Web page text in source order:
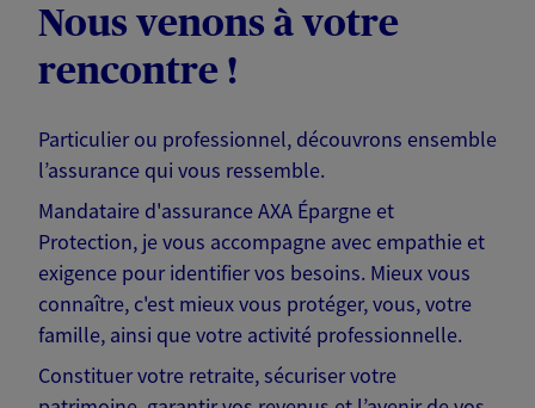
Nous venons à votre
rencontre !
Particulier ou professionnel, découvrons ensemble
l’assurance qui vous ressemble.
Mandataire d'assurance AXA Épargne et
Protection, je vous accompagne avec empathie et
exigence pour identifier vos besoins. Mieux vous
connaître, c'est mieux vous protéger, vous, votre
famille, ainsi que votre activité professionnelle.
Constituer votre retraite, sécuriser votre